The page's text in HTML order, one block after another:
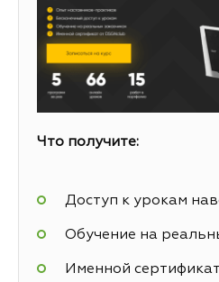
Что получите:
Доступ к урокам
Обучение на
Именной сертификат